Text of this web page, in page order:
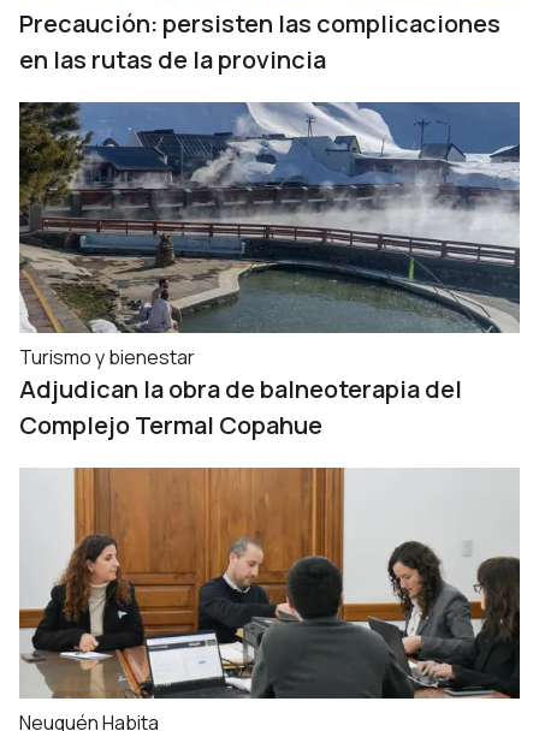
Precaución: persisten las complicaciones
en las rutas de la provincia
Turismo y bienestar
Adjudican la obra de balneoterapia del
Complejo Termal Copahue
Neuquén Habita